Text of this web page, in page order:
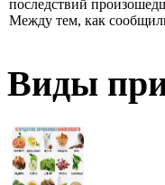
последствий
Между тем, как
Виды